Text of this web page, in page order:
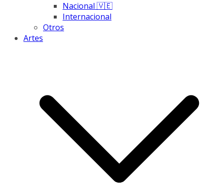
Nacional 🇻🇪
Internacional
Otros
Artes